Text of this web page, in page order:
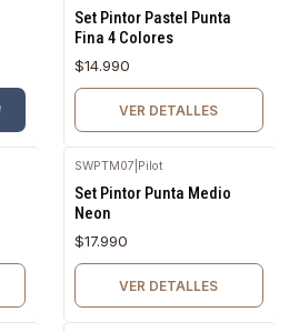
Set Pintor Pastel Punta
Fina 4 Colores
$14.990
VER DETALLES
SWPTM07 Pilot
Set Pintor Punta Medio
Neon
$17.990
VER DETALLES